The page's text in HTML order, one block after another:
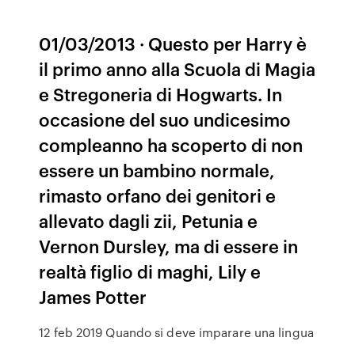
01/03/2013 · Questo per Harry è
il primo anno alla Scuola di Magia
e Stregoneria di Hogwarts. In
occasione del suo undicesimo
compleanno ha scoperto di non
essere un bambino normale,
rimasto orfano dei genitori e
allevato dagli zii, Petunia e
Vernon Dursley, ma di essere in
realtà figlio di maghi, Lily e
James Potter
12 feb 2019 Quando si deve imparare una lingua